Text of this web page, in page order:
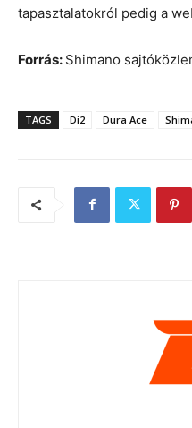
tapasztalatokról pedig a
Forrás: Shimano
TAGS Di2 Dura Ace